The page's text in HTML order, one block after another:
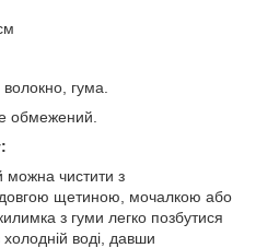
гума.
обмежений.
можна чистити з
довгою щетиною, мочалкою або
з гуми легко позбутися
воді, давши